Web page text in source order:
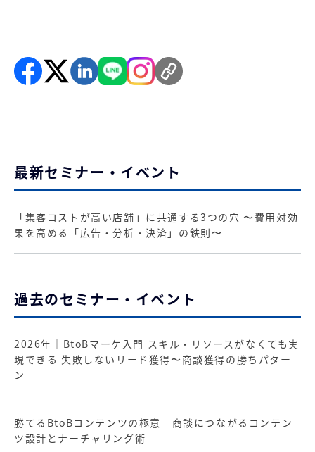
最新セミナー・イベント
「集客コストが高い店舗」に共通する3つの穴 〜費用対効
果を高める「広告・分析・決済」の鉄則〜
過去のセミナー・イベント
2026年｜BtoBマーケ入門 スキル・リソースがなくても実
現できる 失敗しないリード獲得〜商談獲得の勝ちパター
ン
勝てるBtoBコンテンツの極意 商談につながるコンテン
ツ設計とナーチャリング術